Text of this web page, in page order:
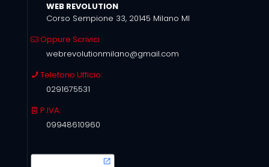
WEB REVOLUTION
Corso Sempione 33, 20145 Milano MI
Oppure Scrivici
webrevolutionmilano@gmail.com
Telefono Ufficio:
0291675531
P.IVA:
09948610960